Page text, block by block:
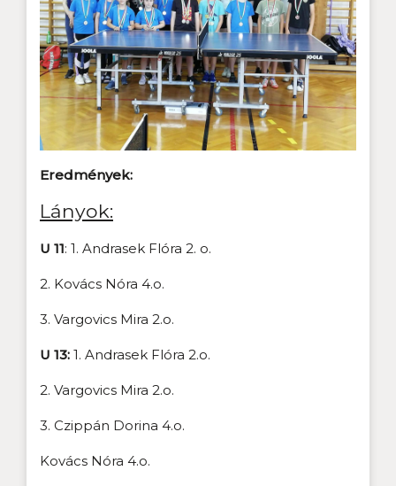
Eredmények:
Lányok:
U 11: 1. Andrasek Flóra 2. o.
2. Kovács Nóra 4.o.
3. Vargovics Mira 2.o.
U 13: 1. Andrasek Flóra 2.o.
2. Vargovics Mira 2.o.
3. Czippán Dorina 4.o.
Kovács Nóra 4.o.